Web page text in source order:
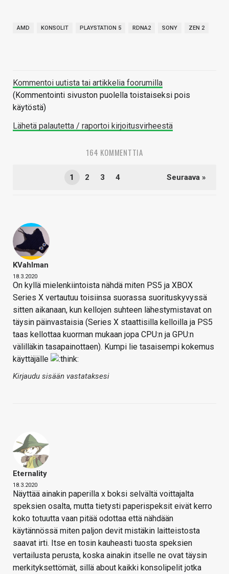
AMD KONSOLIT PLAYSTATION 5 RDNA2 SONY ZEN 2
Kommentoi uutista tai artikkelia foorumilla
(Kommentointi sivuston puolella toistaiseksi pois
käytöstä)
Lähetä palautetta / raportoi kirjoitusvirheestä
164 KOMMENTTIA
1 2 3 4 Seuraava »
KVahlman
18.3.2020
On kyllä mielenkiintoista nähdä miten PS5 ja XBOX
Series X vertautuu toisiinsa suorassa suorituskyvyssä
sitten aikanaan, kun kellojen suhteen lähestymistavat on
täysin päinvastaisia (Series X staattisilla kelloilla ja PS5
taas kellottaa kuorman mukaan jopa CPU:n ja GPU:n
välilläkin tasapainottaen). Kumpi lie tasaisempi kokemus
käyttäjälle
Kirjaudu sisään vastataksesi
Eternality
18.3.2020
Näyttää ainakin paperilla x boksi selvältä voittajalta
speksien osalta, mutta tietysti paperispeksit eivät kerro
koko totuutta vaan pitää odottaa että nähdään
käytännössä miten paljon devit mistäkin laitteistosta
saavat irti. Itse en tosin kauheasti tuosta speksien
vertailusta perusta, koska ainakin itselle ne ovat täysin
merkityksettömät, sillä about kaikki konsolipelit jotka